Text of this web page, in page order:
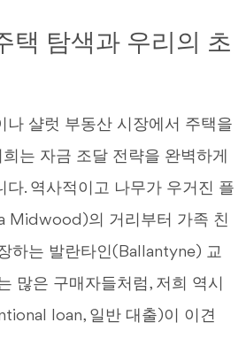
택 탐색과 우리의 초
나 샬럿 부동산 시장에서 주택을
는 자금 조달 전략을 완벽하게
다. 역사적이고 나무가 우거진 플
Midwood)의 거리부터 가족 친
하는 발란타인(Ballantyne) 교
많은 구매자들처럼, 저희 역시
loan, 일반 대출)이 이견